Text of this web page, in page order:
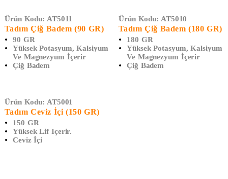
Ürün Kodu: AT5011
Tadım Çiğ Badem (90 GR)
90 GR
Yüksek Potasyum, Kalsiyum
Ve Magnezyum İçerir
Çiğ Badem
Ürün Kodu: AT5010
Tadım Çiğ Badem (180 GR)
180 GR
Yüksek Potasyum, Kalsiyum
Ve Magnezyum İçerir
Çiğ Badem
Ürün Kodu: AT5001
Tadım Ceviz İçi (150 GR)
150 GR
Yüksek Lif Içerir.
Ceviz İçi